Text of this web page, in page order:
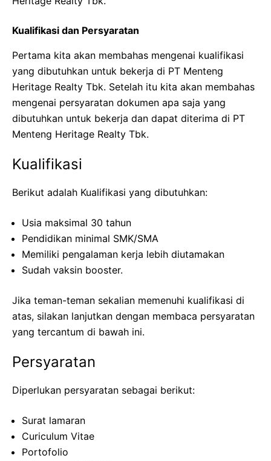
Kualifikasi dan Persyaratan
Pertama kita akan membahas mengenai kualifikasi
yang dibutuhkan untuk bekerja di PT Menteng
Heritage Realty Tbk. Setelah itu kita akan membahas
mengenai persyaratan dokumen apa saja yang
dibutuhkan untuk bekerja dan dapat diterima di PT
Menteng Heritage Realty Tbk.
Kualifikasi
Berikut adalah Kualifikasi yang dibutuhkan:
Usia maksimal 30 tahun
Pendidikan minimal SMK/SMA
Memiliki pengalaman kerja lebih diutamakan
Sudah vaksin booster.
Jika teman-teman sekalian memenuhi kualifikasi di
atas, silakan lanjutkan dengan membaca persyaratan
yang tercantum di bawah ini.
Persyaratan
Diperlukan persyaratan sebagai berikut:
Surat lamaran
Curiculum Vitae
Portofolio